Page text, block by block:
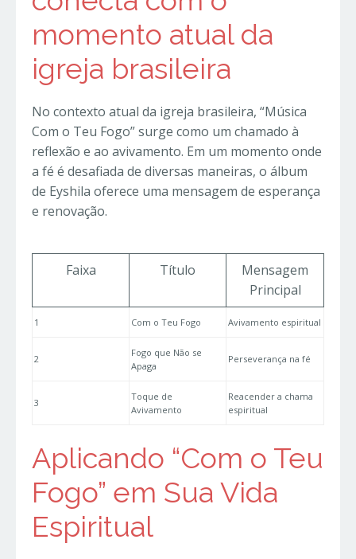
momento atual da
igreja brasileira
No contexto atual da igreja brasileira, “Música
Com o Teu Fogo” surge como um chamado à
reflexão e ao avivamento. Em um momento onde
a fé é desafiada de diversas maneiras, o álbum
de Eyshila oferece uma mensagem de esperança
e renovação.
Faixa Título
Mensagem
Principal
1 Com o Teu Fogo Avivamento espiritual
2
Fogo que Não se
Apaga
Perseverança na fé
3
Toque de
Avivamento
Reacender a chama
espiritual
Aplicando “Com o Teu
Fogo” em Sua Vida
Espiritual